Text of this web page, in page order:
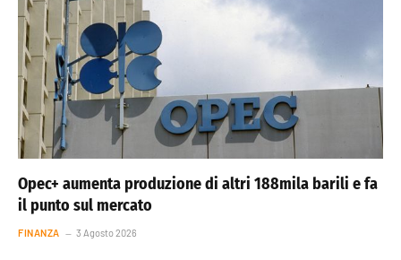
Opec+ aumenta produzione di altri 188mila barili e fa
il punto sul mercato
FINANZA 3 Agosto 2026